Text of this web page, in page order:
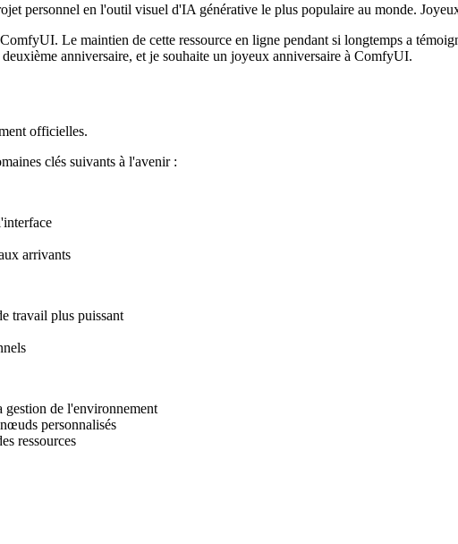
personnel en l'outil visuel d'IA générative le plus populaire au monde.
Le maintien de cette ressource en ligne pendant si longtemps a
anniversaire, et je souhaite un joyeux anniversaire à ComfyUI.
officielles.
clés suivants à l'avenir :
arrivants
travail plus puissant
gestion de l'environnement
personnalisés
ressources